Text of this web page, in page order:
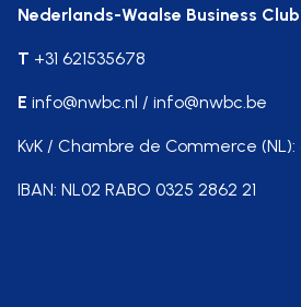
Nederlands-Waalse Business Club
T +31 621535678
E info@nwbc.nl / info@nwbc.be
KvK / Chambre de Commerce (NL):
IBAN: NL02 RABO 0325 2862 21